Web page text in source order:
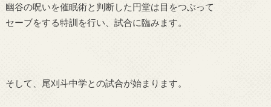
幽谷の呪いを催眠術と判断した円堂は目をつぶって
セーブをする特訓を行い、試合に臨みます。
そして、尾刈斗中学との試合が始まります。